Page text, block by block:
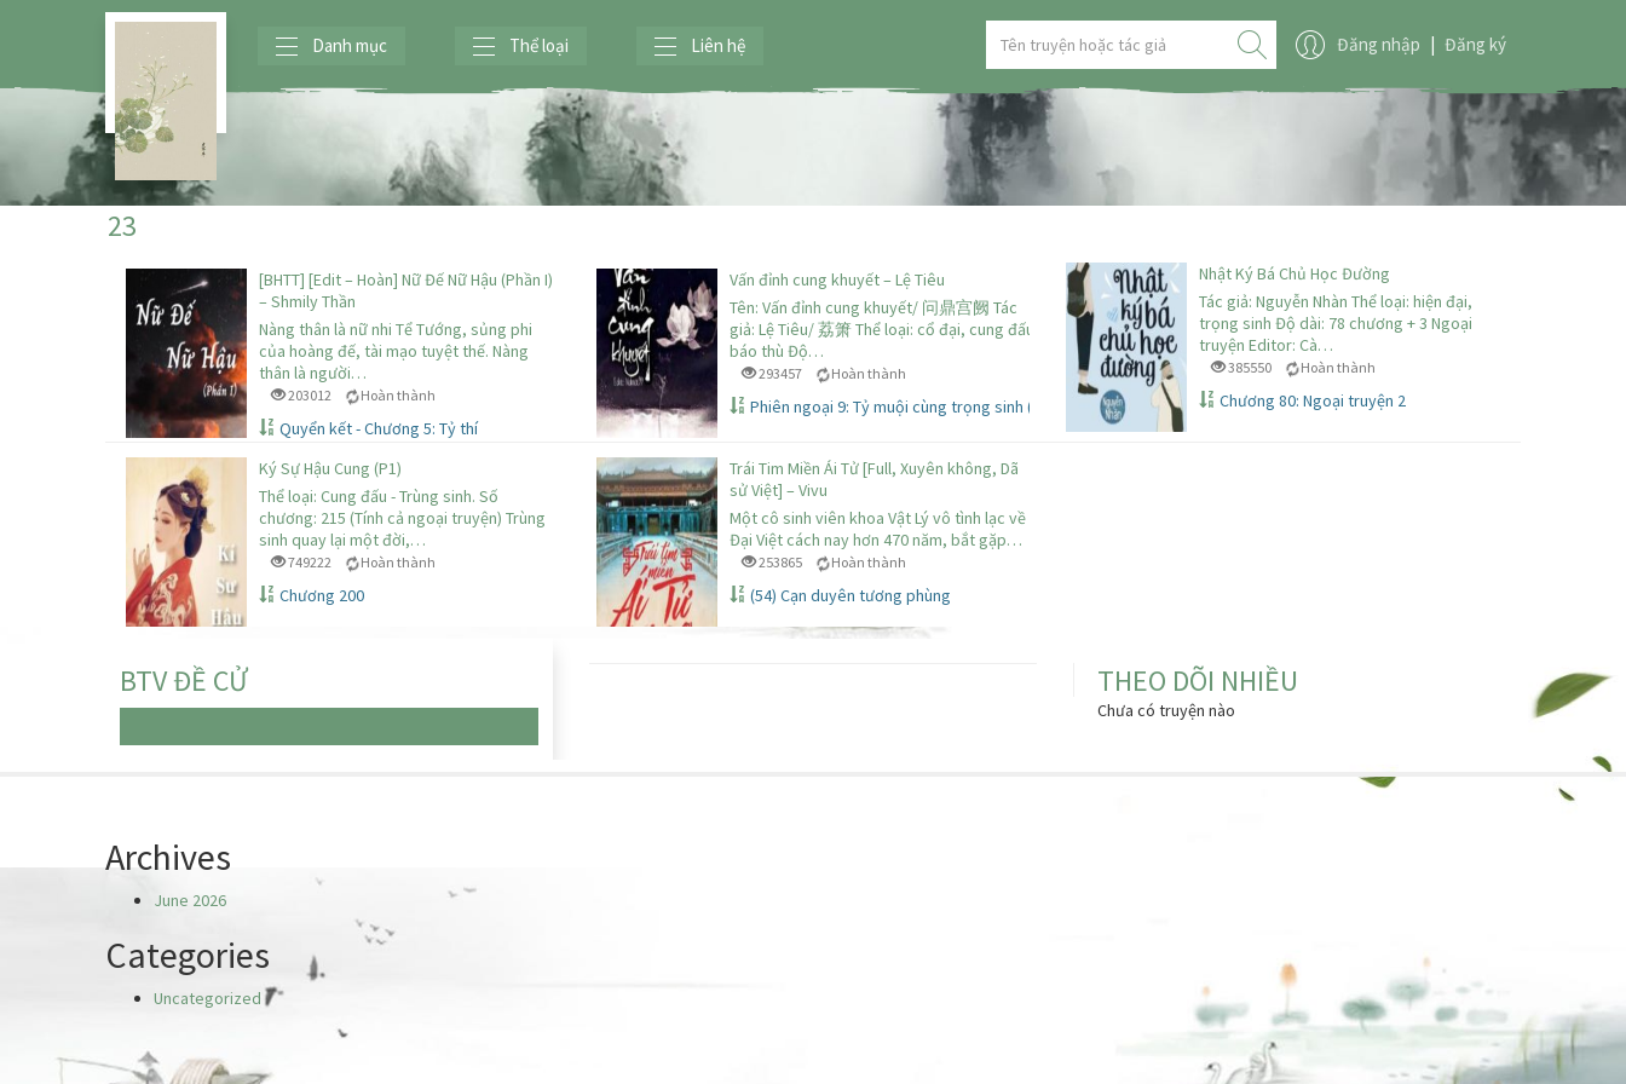
Danh mục Thể loại Liên hệ Đăng nhập | Đăng ký
23
[BHTT] [Edit – Hoàn] Nữ Đế Nữ Hậu (Phần I)
– Shmily Thần
Nàng thân là nữ nhi Tể Tướng, sủng phi
của hoàng đế, tài mạo tuyệt thế. Nàng
thân là người…
203012 Hoàn thành
Quyển kết - Chương 5: Tỷ thí
Vấn đỉnh cung khuyết – Lệ Tiêu
Tên: Vấn đỉnh cung khuyết/ 问鼎宫阙 Tác
giả: Lệ Tiêu/ 荔箫 Thể loại: cổ đại, cung đấu,
báo thù Độ…
293457 Hoàn thành
Phiên ngoại 9: Tỷ muội cùng trọng sinh (9)
Nhật Ký Bá Chủ Học Đường
Tác giả: Nguyễn Nhàn Thể loại: hiện đại,
trọng sinh Độ dài: 78 chương + 3 Ngoại
truyện Editor: Cà…
385550 Hoàn thành
Chương 80: Ngoại truyện 2
Ký Sự Hậu Cung (P1)
Thể loại: Cung đấu - Trùng sinh. Số
chương: 215 (Tính cả ngoại truyện) Trùng
sinh quay lại một đời,…
749222 Hoàn thành
Chương 200
Trái Tim Miền Ái Tử [Full, Xuyên không, Dã
sử Việt] – Vivu
Một cô sinh viên khoa Vật Lý vô tình lạc về
Đại Việt cách nay hơn 470 năm, bắt gặp…
253865 Hoàn thành
(54) Cạn duyên tương phùng
BTV ĐỀ CỬ THEO DÕI NHIỀU
Chưa có truyện nào
Archives
June 2026
Categories
Uncategorized